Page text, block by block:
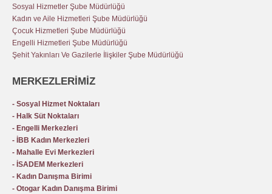
Sosyal Hizmetler Şube Müdürlüğü
Kadın ve Aile Hizmetleri Şube Müdürlüğü
Çocuk Hizmetleri Şube Müdürlüğü
Engelli Hizmetleri Şube Müdürlüğü
Şehit Yakınları Ve Gazilerle İlişkiler Şube Müdürlüğü
MERKEZLERİMİZ
- Sosyal Hizmet Noktaları
- Halk Süt Noktaları
- Engelli Merkezleri
- İBB Kadın Merkezleri
- Mahalle Evi Merkezleri
- İSADEM Merkezleri
- Kadın Danışma Birimi
- Otogar Kadın Danışma Birimi